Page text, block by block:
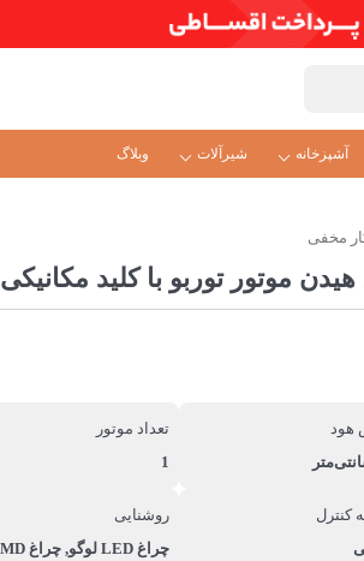
آشپزخانه شیرآلات وبلاگ
مخفی
موتور توربو با کلید مکانیکی
هود
تعداد موتور
1
کنترل
روشنایی
چراغ LED لوگو, چراغ SMD